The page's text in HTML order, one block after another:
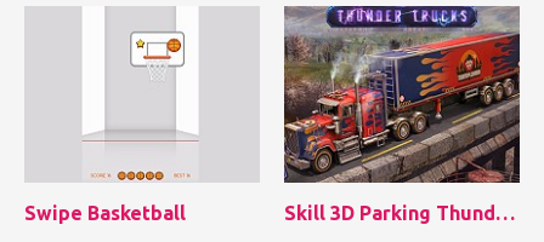
fange...
Swipe Basketball Skill 3D Parking Thunder Trucks